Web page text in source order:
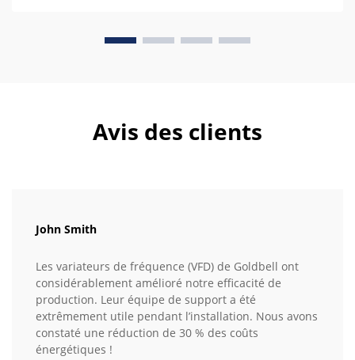
Avis des clients
John Smith
Les variateurs de fréquence (VFD) de Goldbell ont
considérablement amélioré notre efficacité de
production. Leur équipe de support a été
extrêmement utile pendant l’installation. Nous avons
constaté une réduction de 30 % des coûts
énergétiques !